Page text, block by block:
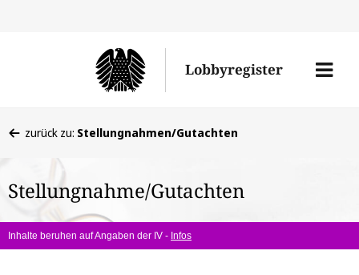
Lobbyregister
Menü
befinden
hier:
zurück zu: Stellungnahmen/Gutachten
Stellungnahme/Gutachten
Inhalte beruhen auf Angaben der IV - Infos